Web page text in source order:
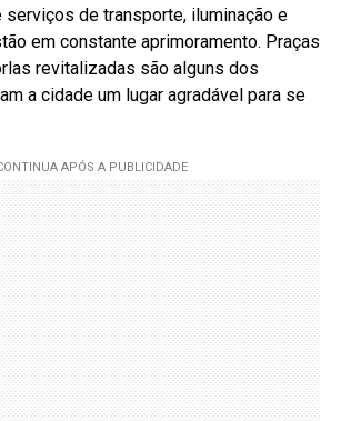
serviços de transporte, iluminação e
em constante aprimoramento. Praças
revitalizadas são alguns dos
a cidade um lugar agradável para se